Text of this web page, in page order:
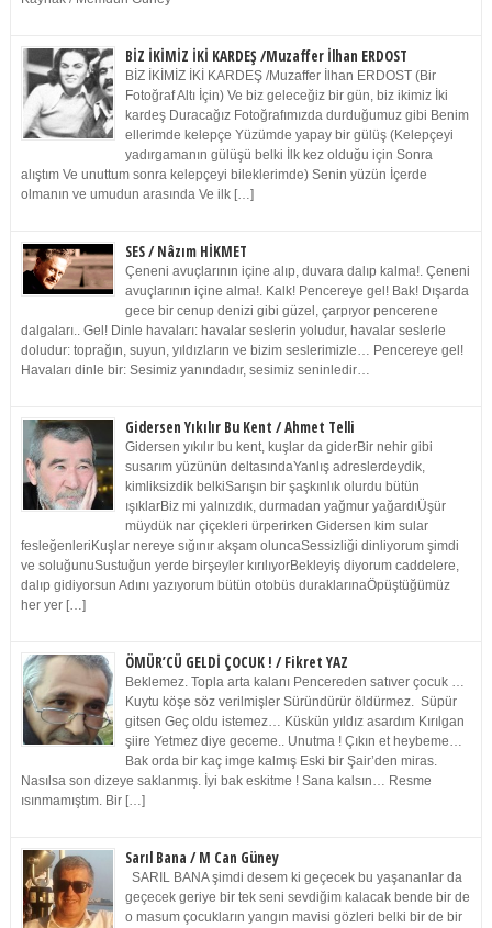
BİZ İKİMİZ İKİ KARDEŞ /Muzaffer İlhan ERDOST
BİZ İKİMİZ İKİ KARDEŞ /Muzaffer İlhan ERDOST (Bir
Fotoğraf Altı İçin) Ve biz geleceğiz bir gün, biz ikimiz İki
kardeş Duracağız Fotoğrafımızda durduğumuz gibi Benim
ellerimde kelepçe Yüzümde yapay bir gülüş (Kelepçeyi
yadırgamanın gülüşü belki İlk kez olduğu için Sonra
alıştım Ve unuttum sonra kelepçeyi bileklerimde) Senin yüzün İçerde
olmanın ve umudun arasında Ve ilk […]
SES / Nâzım HİKMET
Çeneni avuçlarının içine alıp, duvara dalıp kalma!. Çeneni
avuçlarının içine alma!. Kalk! Pencereye gel! Bak! Dışarda
gece bir cenup denizi gibi güzel, çarpıyor pencerene
dalgaları.. Gel! Dinle havaları: havalar seslerin yoludur, havalar seslerle
doludur: toprağın, suyun, yıldızların ve bizim seslerimizle… Pencereye gel!
Havaları dinle bir: Sesimiz yanındadır, sesimiz seninledir…
Gidersen Yıkılır Bu Kent / Ahmet Telli
Gidersen yıkılır bu kent, kuşlar da giderBir nehir gibi
susarım yüzünün deltasındaYanlış adreslerdeydik,
kimliksizdik belkiSarışın bir şaşkınlık olurdu bütün
ışıklarBiz mi yalnızdık, durmadan yağmur yağardıÜşür
müydük nar çiçekleri ürperirken Gidersen kim sular
fesleğenleriKuşlar nereye sığınır akşam oluncaSessizliği dinliyorum şimdi
ve soluğunuSustuğun yerde birşeyler kırılıyorBekleyiş diyorum caddelere,
dalıp gidiyorsun Adını yazıyorum bütün otobüs duraklarınaÖpüştüğümüz
her yer […]
ÖMÜR’CÜ GELDİ ÇOCUK ! / Fikret YAZ
Beklemez. Topla arta kalanı Pencereden satıver çocuk …
Kuytu köşe söz verilmişler Süründürür öldürmez. Süpür
gitsen Geç oldu istemez… Küskün yıldız asardım Kırılgan
şiire Yetmez diye geceme.. Unutma ! Çıkın et heybeme…
Bak orda bir kaç imge kalmış Eski bir Şair’den miras.
Nasılsa son dizeye saklanmış. İyi bak eskitme ! Sana kalsın… Resme
ısınmamıştım. Bir […]
Sarıl Bana / M Can Güney
SARIL BANA şimdi desem ki geçecek bu yaşananlar da
geçecek geriye bir tek seni sevdiğim kalacak bende bir de
o masum çocukların yangın mavisi gözleri belki bir de bir